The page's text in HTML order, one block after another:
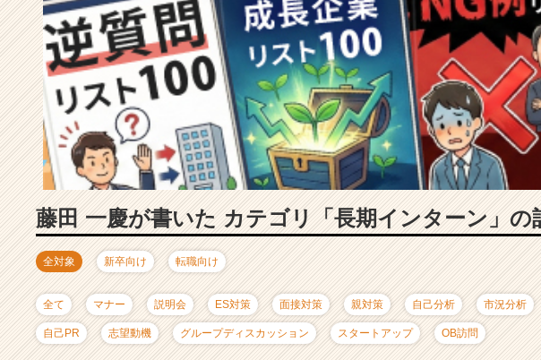
ト
が
届
く
就
サ
イ
ト
チ
キ
ャ
リ
ア
（C
h
e
e
藤田 一慶が書いた カテゴリ「長期インターン」の
全対象 新卒向け 転職向け
全て マナー 説明会 ES対策 面接対策 親対策 自己分析 市況分析
自己PR 志望動機 グループディスカッション スタートアップ OB訪問